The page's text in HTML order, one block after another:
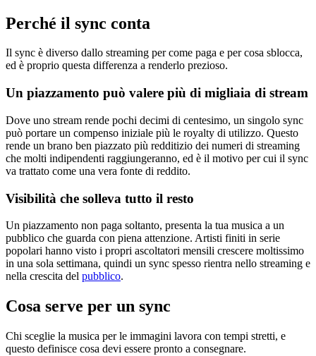
Perché il sync conta
Il sync è diverso dallo streaming per come paga e per cosa sblocca,
ed è proprio questa differenza a renderlo prezioso.
Un piazzamento può valere più di migliaia di stream
Dove uno stream rende pochi decimi di centesimo, un singolo sync
può portare un compenso iniziale più le royalty di utilizzo. Questo
rende un brano ben piazzato più redditizio dei numeri di streaming
che molti indipendenti raggiungeranno, ed è il motivo per cui il sync
va trattato come una vera fonte di reddito.
Visibilità che solleva tutto il resto
Un piazzamento non paga soltanto, presenta la tua musica a un
pubblico che guarda con piena attenzione. Artisti finiti in serie
popolari hanno visto i propri ascoltatori mensili crescere moltissimo
in una sola settimana, quindi un sync spesso rientra nello streaming e
nella crescita del pubblico.
Cosa serve per un sync
Chi sceglie la musica per le immagini lavora con tempi stretti, e
questo definisce cosa devi essere pronto a consegnare.